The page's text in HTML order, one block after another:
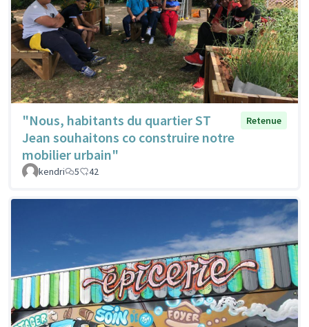
"Nous, habitants du quartier ST
Jean souhaitons co construire notre
mobilier urbain"
Retenue
kendri 5 42